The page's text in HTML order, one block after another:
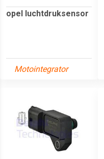
opel luchtdruksensor
Motointegrator